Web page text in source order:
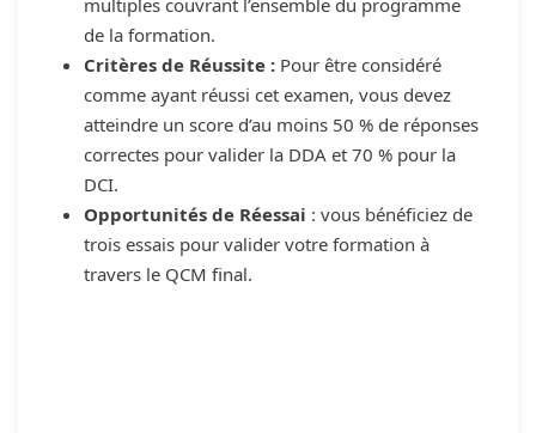
multiples couvrant l’ensemble du programme
de la formation.
Critères de Réussite : Pour être considéré
comme ayant réussi cet examen, vous devez
atteindre un score d’au moins 50 % de réponses
correctes pour valider la DDA et 70 % pour la
DCI.
Opportunités de Réessai : vous bénéficiez de
trois essais pour valider votre formation à
travers le QCM final.